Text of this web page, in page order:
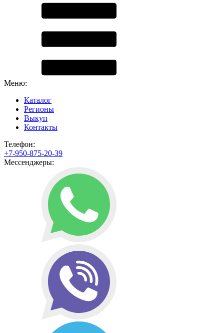
Меню:
Каталог
Регионы
Выкуп
Контакты
Телефон:
+7-950-875-20-39
Мессенджеры: